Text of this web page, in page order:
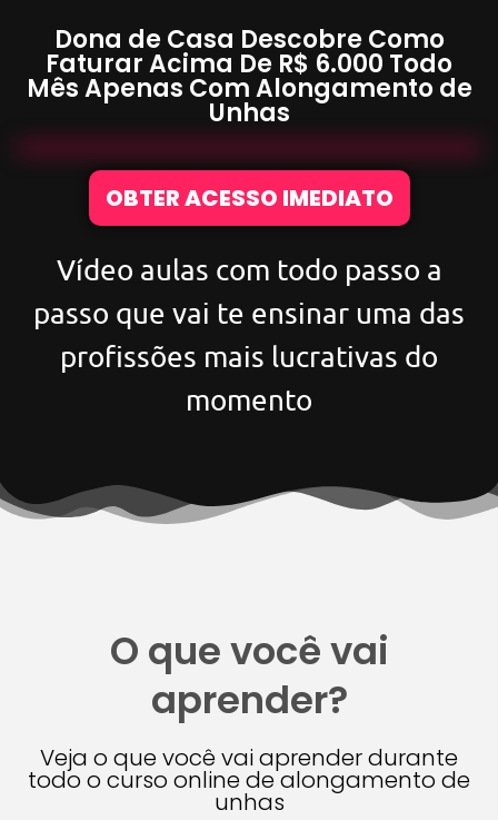
Dona de Casa Descobre Como
Faturar Acima De R$ 6.000 Todo
Mês Apenas ComAlongamento de
Unhas
OBTER ACESSO IMEDIATO
Vídeo aulas com todo passo a
passo que vai te ensinar uma das
profissões mais lucrativas do
momento
O que você vai
aprender?
Veja o que você vai aprender durante
todo o curso online de alongamento de
unhas